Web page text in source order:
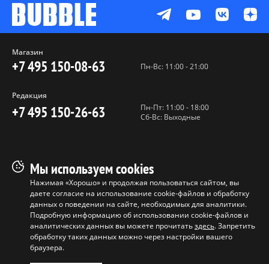
Магазин
+7 495 150-08-63 Пн-Вс: 11:00 - 21:00
Редакция
+7 495 150-26-63
Пн-Пт: 11:00 - 18:00
Сб-Вс: Выходные
Пользовательское соглашение
Политика конфиденциальности
Программа лояльности
Условия продажи продукции
Копирование материалов без
разрешения запрещено ©
ООО "БАБЛ", 2017-2026
Мы используем cookies
Нажимая «Хорошо» и продолжая пользоваться сайтом, вы
даете согласие на использование cookie-файлов и обработку
данных о поведении на сайте, необходимых для аналитики.
Подробную информацию об использовании cookie-файлов и
аналитических данных вы можете прочитатьздесь. Запретить
обработку таких данных можно через настройки вашего
браузера.